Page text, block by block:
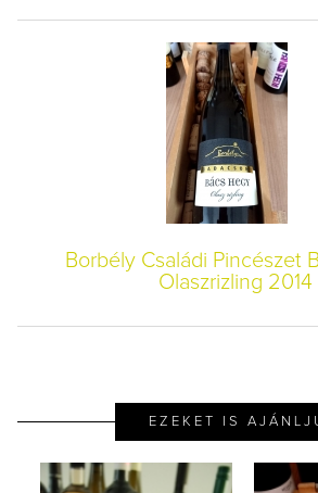
Borbély Családi Pincészet
Olaszrizling 2014
EZEKET IS